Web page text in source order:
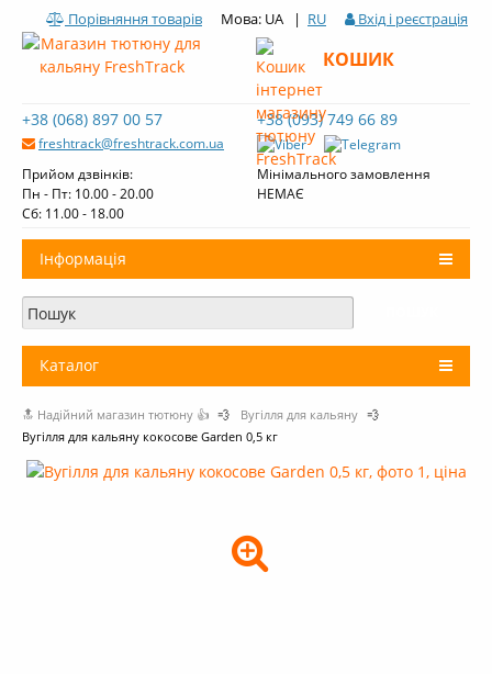
Порівняння товарів Мова: UA | RU Вхід і реєстрація
+38 (068) 897 00 57
freshtrack@freshtrack.com.ua
+38 (093) 749 66 89
Прийом дзвінків:
Пн - Пт: 10.00 - 20.00
Cб: 11.00 - 18.00
Мінімального замовлення
НЕМАЄ
КОШИК
Інформація
Про нас
Доставка і оплата
Огляди тютюну Fresh Track
Каталог
Тютюн для кальяну
Вугілля для кальяну
Комплектуючі для кальяну
🔝 Надійний магазин тютюну 👍 💨 Вугілля для кальяну 💨
Вугілля для кальяну кокосове Garden 0,5 кг